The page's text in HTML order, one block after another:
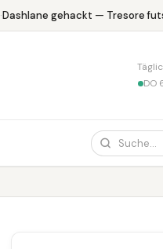
Dashlane gehackt — Tresore
DO